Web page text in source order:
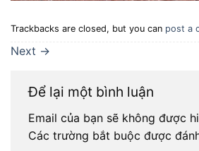
Trackbacks are closed, but you can post a
Next →
Để lại một bình luận
Email của bạn sẽ không được
Các trường bắt buộc được